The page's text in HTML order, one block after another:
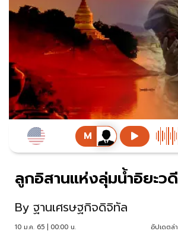
ลูกอิสานแห่งลุ่มน้ำอิยะวดี
By ฐานเศรษฐกิจดิจิทัล
10 ม.ค. 65 | 00:00 น. อัปเดตล่